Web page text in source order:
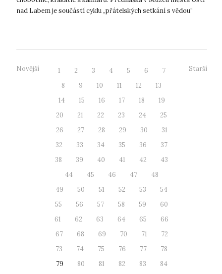
nad Labem je součástí cyklu „přátelských setkání s vědou“
Novější 1 2 3 4 5 6
7
8
9 10 11 12
13
14
15 16 17 18
19
20
21 22 23 24
25
26
27 28 29 30
31
32
33 34 35 36
37
38
39 40 41 42
43
44
45 46 47
48
49
50 51 52 53
54
55
56 57 58 59
60
61
62 63 64 65
66
67
68 69 70 71
72
73
74 75 76 77
78
79
80 81 82 83
84
Starší